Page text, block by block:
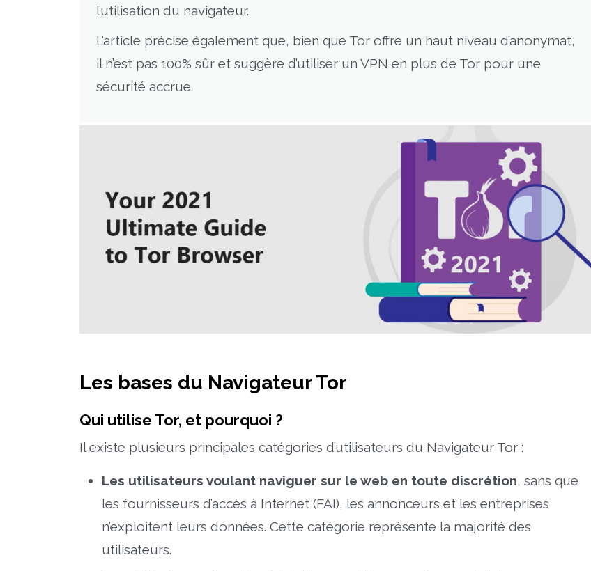
l’utilisation du navigateur.
L’article précise également que, bien que Tor offre un haut niveau d’anonymat,
il n’est pas 100% sûr et suggère d’utiliser un VPN en plus de Tor pour une
sécurité accrue.
Les bases du Navigateur Tor
Qui utilise Tor, et pourquoi ?
Il existe plusieurs principales catégories d’utilisateurs du Navigateur Tor :
Les utilisateurs voulant naviguer sur le web en toute discrétion, sans que
les fournisseurs d’accès à Internet (FAI), les annonceurs et les entreprises
n’exploitent leurs données. Cette catégorie représente la majorité des
utilisateurs.